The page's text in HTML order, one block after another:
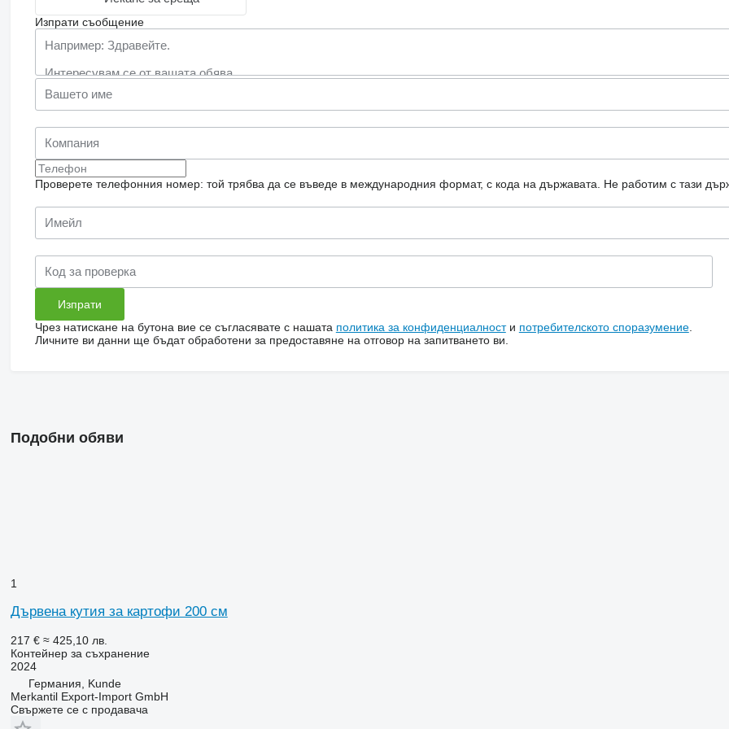
Изпрати съобщение
Проверете телефонния номер: той трябва да се въведе в международния формат, с кода на държавата. Не работим с тази
Чрез натискане на бутона вие се съгласявате с нашата политика за конфиденциалности потребителското споразумение.
Личните ви данни ще бъдат обработени за предоставяне на отговор на запитването ви.
Подобни обяви
1
Дървена кутия за картофи 200 см
217 € ≈ 425,10 лв.
Контейнер за съхранение
2024
Германия, Kunde
Merkantil Export-Import GmbH
Свържете се с продавача